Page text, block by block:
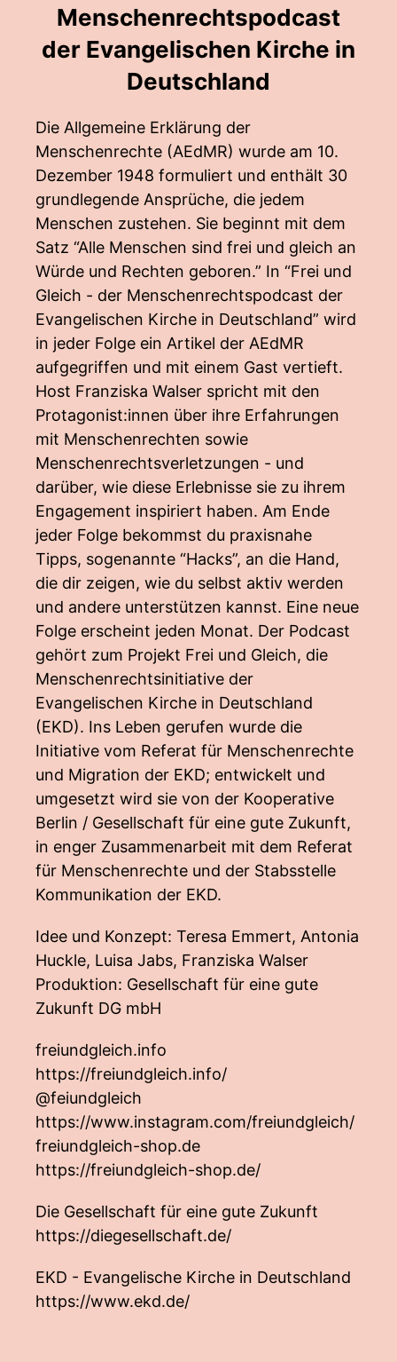
Menschenrechtspodcast
der Evangelischen Kirche in
Deutschland
Die Allgemeine Erklärung der
Menschenrechte (AEdMR) wurde am 10.
Dezember 1948 formuliert und enthält 30
grundlegende Ansprüche, die jedem
Menschen zustehen. Sie beginnt mit dem
Satz “Alle Menschen sind frei und gleich an
Würde und Rechten geboren.” In “Frei und
Gleich - der Menschenrechtspodcast der
Evangelischen Kirche in Deutschland” wird
in jeder Folge ein Artikel der AEdMR
aufgegriffen und mit einem Gast vertieft.
Host Franziska Walser spricht mit den
Protagonist:innen über ihre Erfahrungen
mit Menschenrechten sowie
Menschenrechtsverletzungen - und
darüber, wie diese Erlebnisse sie zu ihrem
Engagement inspiriert haben. Am Ende
jeder Folge bekommst du praxisnahe
Tipps, sogenannte “Hacks”, an die Hand,
die dir zeigen, wie du selbst aktiv werden
und andere unterstützen kannst. Eine neue
Folge erscheint jeden Monat. Der Podcast
gehört zum Projekt Frei und Gleich, die
Menschenrechtsinitiative der
Evangelischen Kirche in Deutschland
(EKD). Ins Leben gerufen wurde die
Initiative vom Referat für Menschenrechte
und Migration der EKD; entwickelt und
umgesetzt wird sie von der Kooperative
Berlin / Gesellschaft für eine gute Zukunft,
in enger Zusammenarbeit mit dem Referat
für Menschenrechte und der Stabsstelle
Kommunikation der EKD.
Idee und Konzept: Teresa Emmert, Antonia
Huckle, Luisa Jabs, Franziska Walser
Produktion: Gesellschaft für eine gute
Zukunft DG mbH
freiundgleich.info
https://freiundgleich.info/
@feiundgleich
https://www.instagram.com/freiundgleich/
freiundgleich-shop.de
https://freiundgleich-shop.de/
Die Gesellschaft für eine gute Zukunft
https://diegesellschaft.de/
EKD - Evangelische Kirche in Deutschland
https://www.ekd.de/